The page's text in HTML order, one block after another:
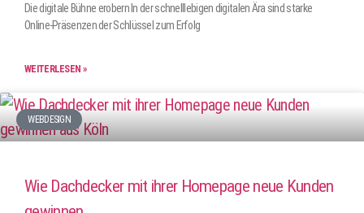
Die digitale Bühne erobern In der schnelllebigen digitalen Ära sind starke
Online-Präsenzen der Schlüssel zum Erfolg
WEITERLESEN »
WEBDESIGN
Wie Dachdecker mit ihrer Homepage neue Kunden